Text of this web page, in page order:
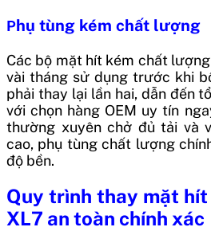
Phụ tùng kém chất lượng
Các bộ mặt hít kém chất
vài tháng sử dụng trước khi
phải thay lại lần hai, dẫn đến
với chọn hàng OEM uy tín
thường xuyên chở đủ tải và
cao, phụ tùng chất lượng
độ bền.
Quy trình thay mặt
XL7 an toàn chính xác